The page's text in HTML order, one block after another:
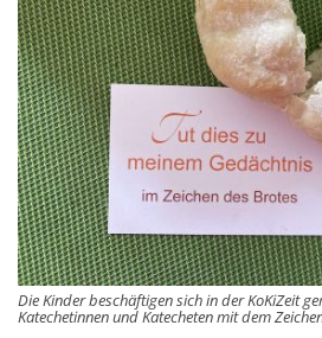
Die Kinder beschäftigen sich in der KoKiZeit
Katechetinnen und Katecheten mit dem